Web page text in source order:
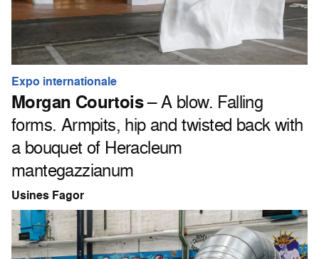
Expo internationale
Morgan Courtois– A blow. Falling
forms. Armpits, hip and twisted back with
a bouquet of Heracleum
mantegazzianum
Usines Fagor